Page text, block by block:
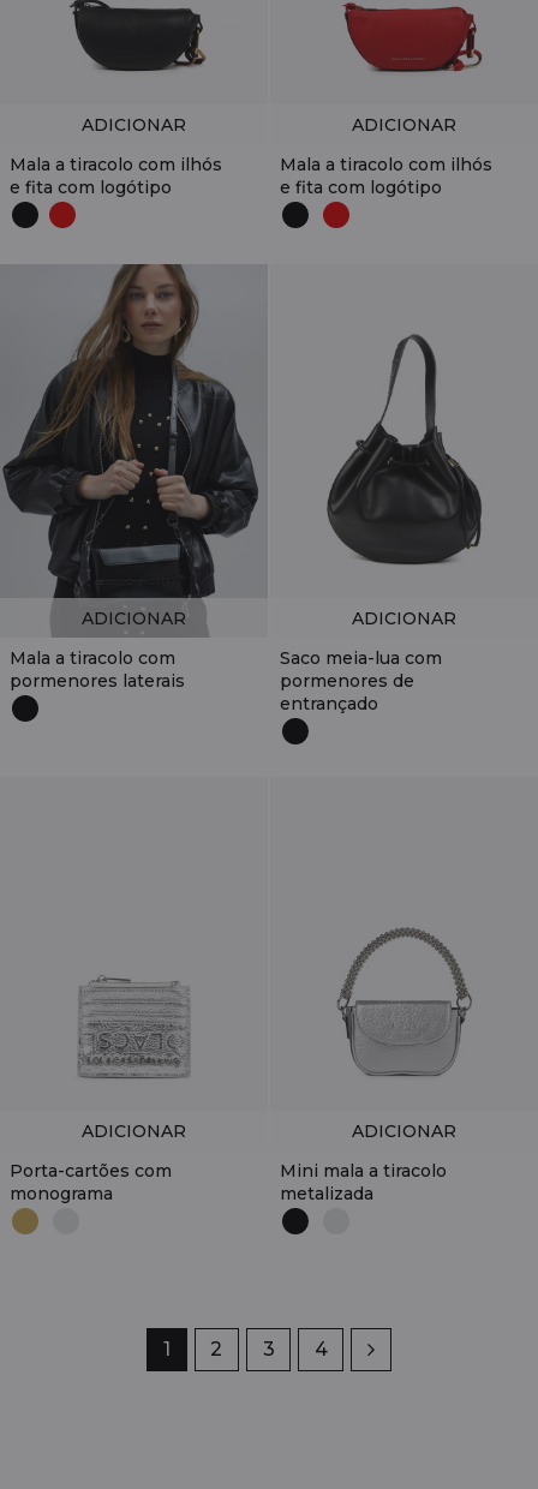
Mala a tiracolo com ilhós
e fita com logótipo
ADICIONAR
Mala a tiracolo com ilhós
e fita com logótipo
ADICIONAR
Mala a tiracolo com
pormenores laterais
ADICIONAR
Saco meia-lua com
pormenores de
entrançado
ADICIONAR
Porta-cartões com
monograma
ADICIONAR
Mini mala a tiracolo
metalizada
ADICIONAR
Página
1 Página
2 Página
3 Página
4 Próximo